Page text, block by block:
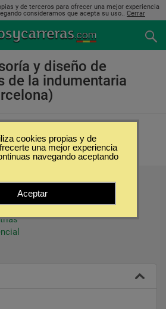
y de terceros para ofrecer una mejor experiencia
consideramos que acepta su uso.. Cerrar
y diseño de
de la indumentaria
Ramon Llull
- Barcelona
cookies propias y de
una mejor experiencia
navegando aceptando
Aceptar